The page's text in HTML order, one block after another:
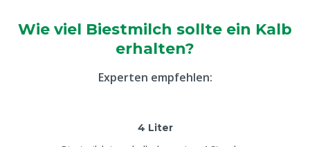
Wie viel Biestmilch sollte ein Kalb
erhalten?
Experten empfehlen:
4 Liter